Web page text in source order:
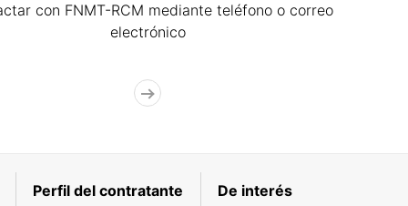
con FNMT-RCM mediante teléfono o correo
electrónico
Perfil del contratante De interés